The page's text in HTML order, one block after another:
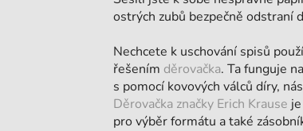
ostrých zubů bezpečně odstraní
Nechcete k uschování spisů
řešením děrovačka. Ta funguje
s pomocí kovových válců díry,
Děrovačka značky Erich Krause
pro výběr formátu a také